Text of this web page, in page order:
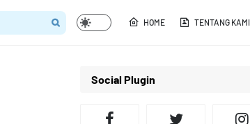
HOME TENTANG KAMI
Social Plugin